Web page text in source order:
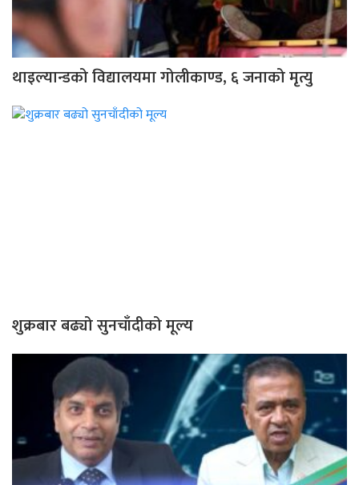
थाइल्यान्डको विद्यालयमा गोलीकाण्ड, ६ जनाको मृत्यु
शुक्रबार बढ्यो सुनचाँदीको मूल्य